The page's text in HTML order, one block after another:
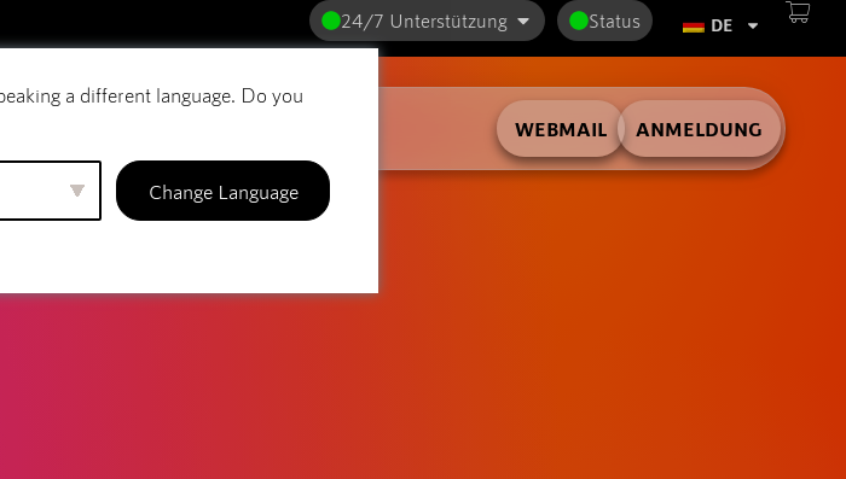
24/7 Unterstützung Status DE
SiteBuilder
WEBMAIL ANMELDUNG
a different language. Do you
Change Language